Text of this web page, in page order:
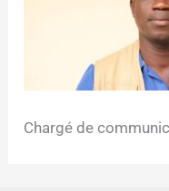
Chargé de